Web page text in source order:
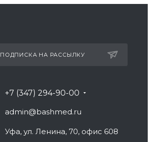
ПОДПИСКА НА РАССЫЛКУ
+7 (347) 294-90-00
admin@bashmed.ru
Уфа, ул. Ленина, 70, офис 608